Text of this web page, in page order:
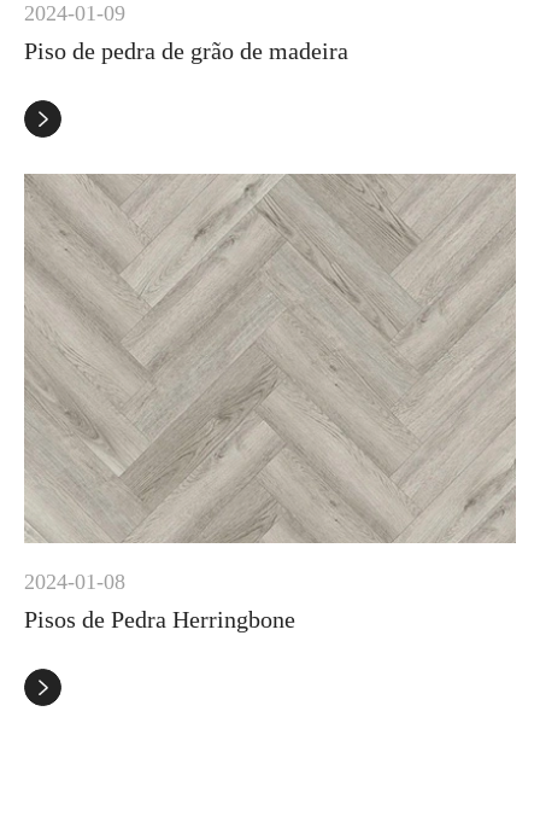
2024-01-09
Piso de pedra de grão de madeira

2024-01-08
Pisos de Pedra Herringbone
